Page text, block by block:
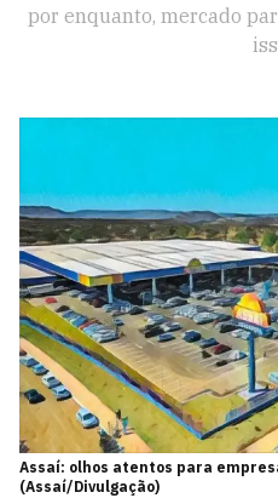
por enquanto, mercado
Assaí: olhos atentos para
(Assaí/Divulgação)